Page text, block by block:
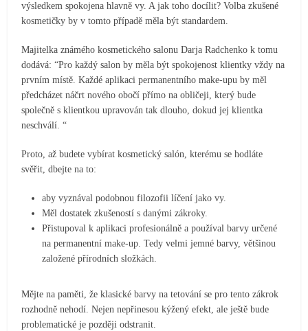
výsledkem spokojena hlavně vy. A jak toho docílit? Volba zkušené
kosmetičky by v tomto případě měla být standardem.
Majitelka známého kosmetického salonu Darja Radchenko k tomu
dodává: “Pro každý salon by měla být spokojenost klientky vždy na
prvním místě. Každé aplikaci permanentního make-upu by měl
předcházet náčrt nového obočí přímo na obličeji, který bude
společně s klientkou upravován tak dlouho, dokud jej klientka
neschválí. “
Proto, až budete vybírat kosmetický salón, kterému se hodláte
svěřit, dbejte na to:
aby vyznával podobnou filozofii líčení jako vy.
Měl dostatek zkušeností s danými zákroky.
Přistupoval k aplikaci profesionálně a používal barvy určené
na permanentní make-up. Tedy velmi jemné barvy, většinou
založené přírodních složkách.
Mějte na paměti, že klasické barvy na tetování se pro tento zákrok
rozhodně nehodí. Nejen nepřinesou kýžený efekt, ale ještě bude
problematické je později odstranit.